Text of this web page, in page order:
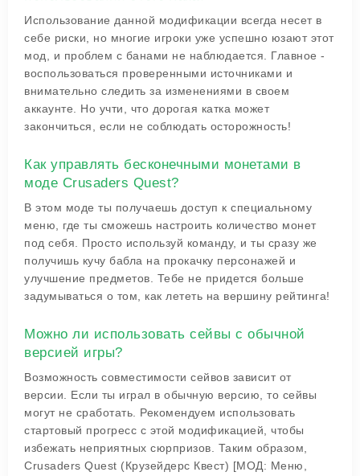
Использование данной модификации всегда несет в
себе риски, но многие игроки уже успешно юзают этот
мод, и проблем с банами не наблюдается. Главное -
воспользоваться проверенными источниками и
внимательно следить за изменениями в своем
аккаунте. Но учти, что дорогая катка может
закончиться, если не соблюдать осторожность!
Как управлять бесконечными монетами в
моде Crusaders Quest?
В этом моде ты получаешь доступ к специальному
меню, где ты сможешь настроить количество монет
под себя. Просто используй команду, и ты сразу же
получишь кучу бабла на прокачку персонажей и
улучшение предметов. Тебе не придется больше
задумываться о том, как лететь на вершину рейтинга!
Можно ли использовать сейвы с обычной
версией игры?
Возможность совместимости сейвов зависит от
версии. Если ты играл в обычную версию, то сейвы
могут не сработать. Рекомендуем использовать
стартовый прогресс с этой модификацией, чтобы
избежать неприятных сюрпризов. Таким образом,
Crusaders Quest (Крузейдерс Квест) [МОД: Меню,